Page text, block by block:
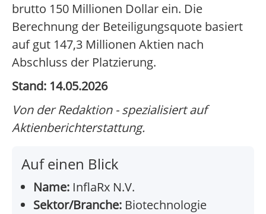
brutto 150 Millionen Dollar ein. Die
Berechnung der Beteiligungsquote basiert
auf gut 147,3 Millionen Aktien nach
Abschluss der Platzierung.
Stand: 14.05.2026
Von der Redaktion - spezialisiert auf
Aktienberichterstattung.
Auf einen Blick
Name: InflaRx N.V.
Sektor/Branche: Biotechnologie